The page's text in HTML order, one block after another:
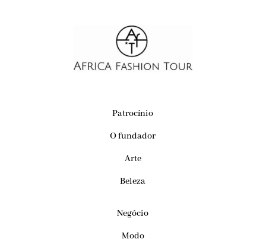
Patrocínio
O fundador
Arte
Beleza
Negócio
Modo